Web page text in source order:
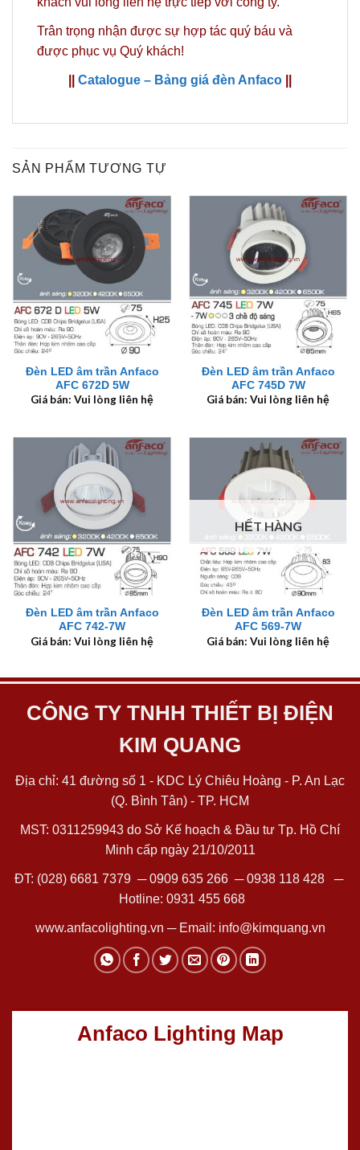
Trân trọng nhận được sự hợp tác quý báu và
được phục vụ Quý khách!
Catalogue – Bảng giá đèn Anfaco
SẢN PHẨM TƯƠNG TỰ
Đèn LED âm trần Anfaco
AFC 672D 5W
Giá bán: Vui lòng liên hệ
Đèn LED âm trần Anfaco
AFC 745D 7W
Giá bán: Vui lòng liên hệ
Đèn LED âm trần Anfaco
AFC 742-7W
Giá bán: Vui lòng liên hệ
HẾT HÀNG
Đèn LED âm trần Anfaco
AFC 569-7W
Giá bán: Vui lòng liên hệ
CÔNG TY TNHH THIẾT BỊ ĐIỆN
KIM QUANG
Địa chỉ: 41 đường số 1 - KDC Lý Chiêu Hoàng - P. An Lạc
(Q. Bình Tân) - TP. HCM
MST: 0311259943 do Sở Kế hoạch & Đầu tư Tp. Hồ Chí
Minh cấp ngày 21/10/2011
ĐT: (028) 6681 7379 ─0909 635 266─0938 118 428─
Hotline: 0931 455 668
www.anfacolighting.vn ─ Email: info@kimquang.vn
Anfaco Lighting Map